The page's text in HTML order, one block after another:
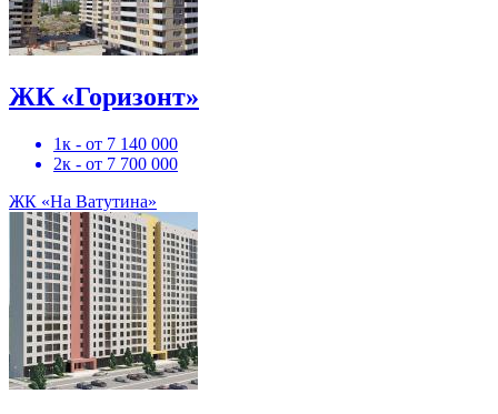
ЖК «Горизонт»
1к - от 7 140 000
2к - от 7 700 000
ЖК «На Ватутина»